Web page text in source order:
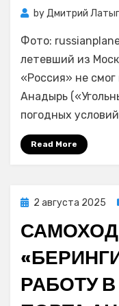
byДмитрий
Фото:
летевший из
«Россия» не смог
Анадырь
погодных
Read More
Posted
2 августа 2025
РАБОТУ